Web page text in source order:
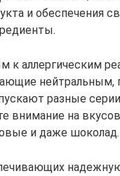
и обеспечения
к аллергическим
нейтральным,
разные
внимание на
и даже шоколад.